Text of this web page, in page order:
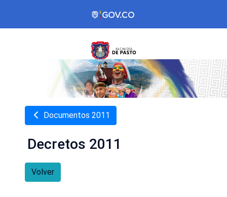
Documentos 2011
Decretos 2011
Volver